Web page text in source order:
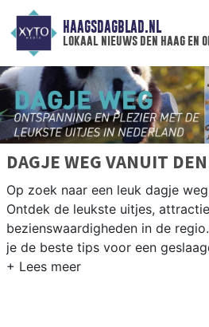
HAAGSDAGBLAD.NL
lokaal nieuws den haag en
DAGJE WEG VANUIT
Op zoek naar een leuk dagje
Ontdek de leukste uitjes,
bezienswaardigheden in de
je de beste tips voor een